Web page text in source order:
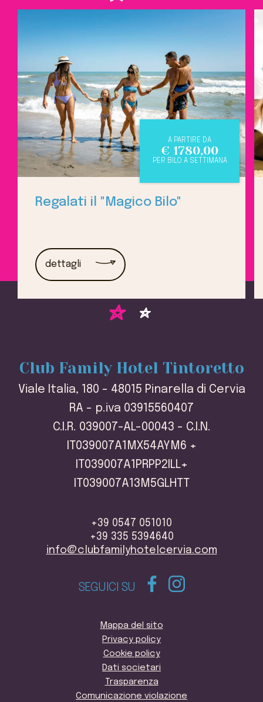
Regalati il "Magico Bilo"
dettagli
A PARTIRE DA
€ 1780,00
PER BILO A SETTIMANA
Club Family Hotel Tintoretto
Viale Italia, 180 - 48015 Pinarella di Cervia
RA - p.iva 03915560407
C.I.R. 039007-AL-00043 - C.I.N.
IT039007A1MX54AYM6 +
IT039007A1PRPP2ILL+
IT039007A13M5GLHTT
+39 0547 051010
+39 335 5394640
info@clubfamilyhotelcervia.com
SEGUICI SU
Mappa del sito
Privacy policy
Cookie policy
Dati societari
Trasparenza
Comunicazione violazione